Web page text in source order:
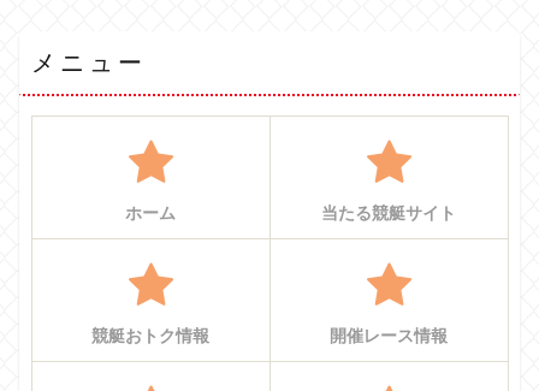
メニュー
ホーム 当たる競艇サイト
競艇おトク情報 開催レース情報